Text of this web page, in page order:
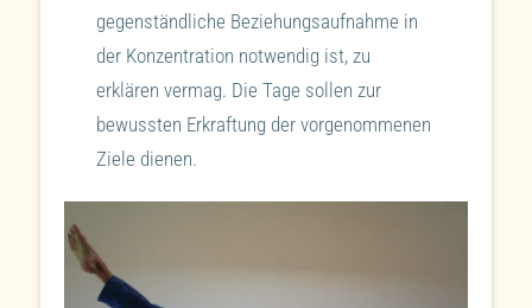
gegenständliche Beziehungsaufnahme in
der Konzentration notwendig ist, zu
erklären vermag. Die Tage sollen zur
bewussten Erkraftung der vorgenommenen
Ziele dienen.